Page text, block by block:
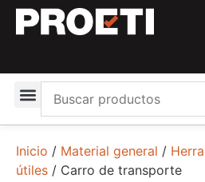
Inicio / Material general /
útiles / Carro de transporte